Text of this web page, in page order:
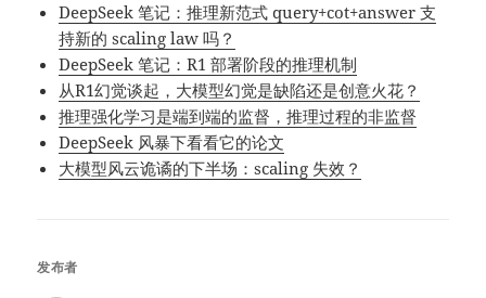
DeepSeek 笔记：推理新范式 query+cot+answer 支
持新的 scaling law 吗？
DeepSeek 笔记：R1 部署阶段的推理机制
从R1幻觉谈起，大模型幻觉是缺陷还是创意火花？
推理强化学习是端到端的监督，推理过程的非监督
DeepSeek 风暴下看看它的论文
大模型风云诡谲的下半场：scaling 失效？
发布者